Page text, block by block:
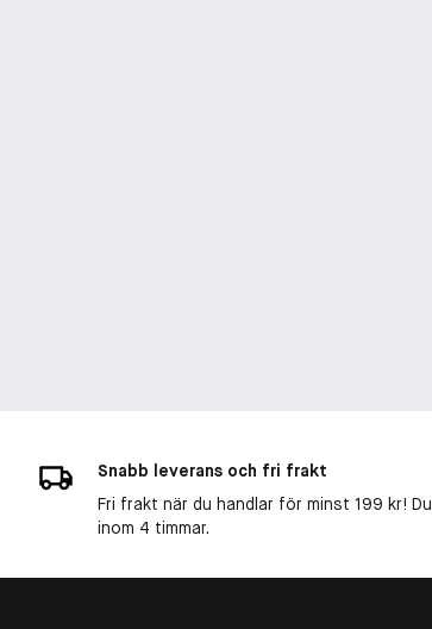
Snabb leverans och fri frakt
Fri frakt när du handlar för minst 199 kr!
inom 4 timmar.